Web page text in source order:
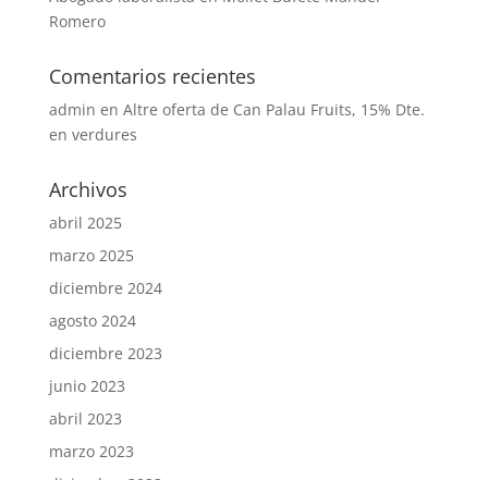
Romero
Comentarios recientes
admin en Altre oferta de Can Palau Fruits, 15% Dte.
en verdures
Archivos
abril 2025
marzo 2025
diciembre 2024
agosto 2024
diciembre 2023
junio 2023
abril 2023
marzo 2023